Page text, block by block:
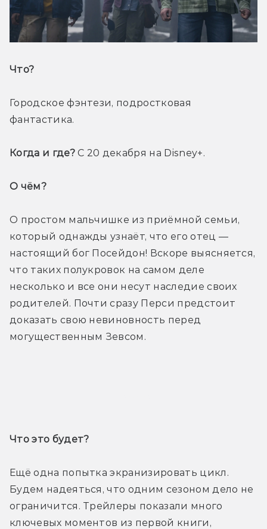
Что?
Городское фэнтези, подростковая
фантастика.
Когда и где? С 20 декабря на Disney+.
О чём?
О простом мальчишке из приёмной семьи,
который однажды узнаёт, что его отец —
настоящий бог Посейдон! Вскоре выясняется,
что таких полукровок на самом деле
несколько и все они несут наследие своих
родителей. Почти сразу Перси предстоит
доказать свою невиновность перед
могущественным Зевсом.
Что это будет?
Ещё одна попытка экранизировать цикл.
Будем надеяться, что одним сезоном дело не
ограничится. Трейлеры показали много
ключевых моментов из первой книги,